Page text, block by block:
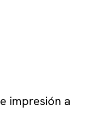
impresión a